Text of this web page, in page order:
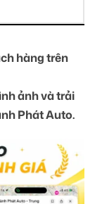
hàng trên
ảnh và trải
Phát Auto.